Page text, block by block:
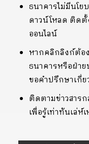
ธนาคารไม่มีนโย
ดาวน์โหลด ติดตั้
ออนไลน์
หากคลิกลิงก์ต้อ
ธนาคารหรือฝ่า
ขอคำปรึกษาเกี่
ติดตามข่าวสาร
เพื่อรู้เท่าทันเล่ห์